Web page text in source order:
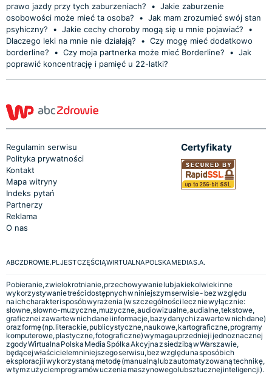
prawo jazdy przy tych zaburzeniach?
• Jakie zaburzenie
osobowości może mieć ta osoba?
• Jak mam zrozumieć swój stan
psyhiczny?
• Jakie cechy choroby mogą się u mnie pojawiać?
•
Dlaczego leki na mnie nie działają?
• Czy mogę mieć dodatkowo
borderline?
• Czy moja partnerka może mieć Borderline? • Jak
poprawić koncentrację i pamięć u 22-latki?
Regulamin serwisu
Polityka prywatności
Kontakt
Mapa witryny
Indeks pytań
Partnerzy
Reklama
O nas
Certyfikaty
ABCZDROWIE.PL JEST CZĘŚCIĄ WIRTUALNA POLSKA MEDIA S.A.
Pobieranie, zwielokrotnianie, przechowywanie lub jakiekolwiek inne
wykorzystywanie treści dostępnych w niniejszym serwisie - bez względu
na ich charakter i sposób wyrażenia (w szczególności lecz nie wyłącznie:
słowne, słowno-muzyczne, muzyczne, audiowizualne, audialne, tekstowe,
graficzne i zawarte w nich dane i informacje, bazy danych i zawarte w nich dane)
oraz formę (np. literackie, publicystyczne, naukowe, kartograficzne, programy
komputerowe, plastyczne, fotograficzne) wymaga uprzedniej i jednoznacznej
zgody Wirtualna Polska Media Spółka Akcyjna z siedzibą w Warszawie,
będącej właścicielem niniejszego serwisu, bez względu na sposób ich
eksploracji i wykorzystaną metodę (manualną lub zautomatyzowaną technikę,
w tym z użyciem programów uczenia maszynowego lub sztucznej inteligencji).